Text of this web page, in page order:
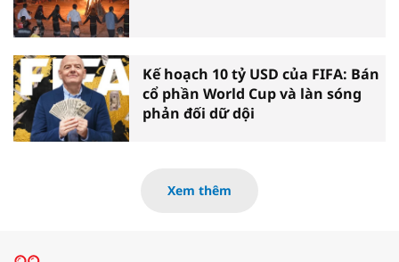
Kế hoạch 10 tỷ USD của FIFA: Bán
cổ phần World Cup và làn sóng
phản đối dữ dội
Xem thêm